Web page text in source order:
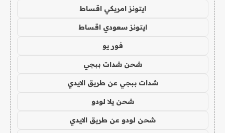
ايتونز امريكي اقساط
ايتونز سعودي اقساط
فور يو
شحن شدات ببجي
شدات ببجي عن طريق الايدي
شحن يلا لودو
شحن لودو عن طريق الايدي